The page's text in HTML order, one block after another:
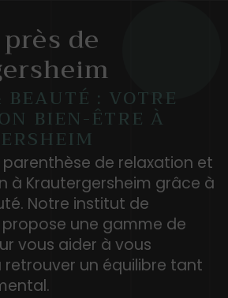
de
: VOTRE
BIEN-ÊTRE À
parenthèse de relaxation et
à Krautergersheim grâce à
Notre institut de
une gamme de
vous aider à vous
retrouver un équilibre tant